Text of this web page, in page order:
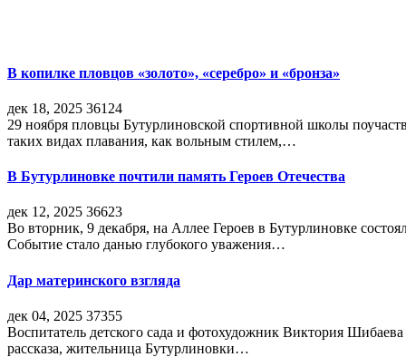
В копилке пловцов «золото», «серебро» и «бронза»
дек 18, 2025 36124
29 ноября пловцы Бутурлиновской спортивной школы
таких видах плавания, как вольным стилем,…
В Бутурлиновке почтили память Героев Отечества
дек 12, 2025 36623
Во вторник, 9 декабря, на Аллее Героев в Бутурлиновке
Событие стало данью глубокого уважения…
Дар материнского взгляда
дек 04, 2025 37355
Воспитатель детского сада и фотохудожник Виктория
рассказа, жительница Бутурлиновки…